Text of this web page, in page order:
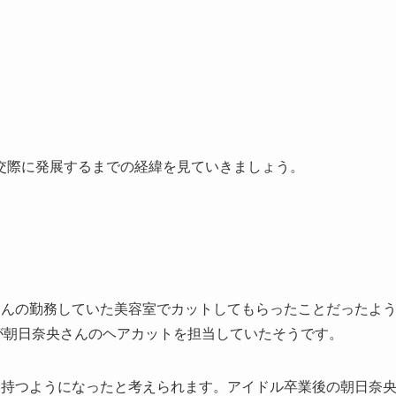
に発展するまでの経緯を見ていきましょう。
の勤務していた美容室でカットしてもらったことだったよう
日奈央さんのヘアカットを担当していたそうです。
つようになったと考えられます。アイドル卒業後の朝日奈央